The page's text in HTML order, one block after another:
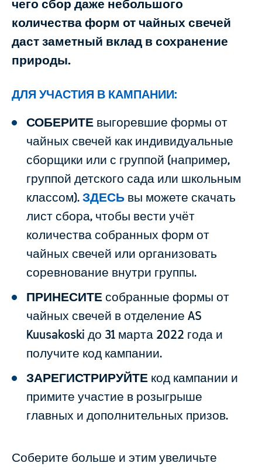
чего сбор даже небольшого
количества форм от чайных свечей
даст заметный вклад в сохранение
природы.
ДЛЯ УЧАСТИЯ В КАМПАНИИ:
СОБЕРИТЕ выгоревшие формы от
чайных свечей как индивидуальные
сборщики или с группой (например,
группой детского сада или школьным
классом). ЗДЕСЬ вы можете скачать
лист сбора, чтобы вести учёт
количества собранных форм от
чайных свечей или организовать
соревнование внутри группы.
ПРИНЕСИТЕ собранные формы от
чайных свечей в отделение AS
Kuusakoski до 31 марта 2022 года и
получите код кампании.
ЗАРЕГИСТРИРУЙТЕ код кампании и
примите участие в розыгрыше
главных и дополнительных призов.
Соберите больше и этим увеличьте